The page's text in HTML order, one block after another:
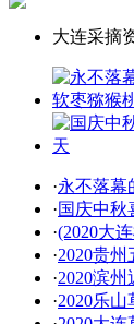
大连采摘
·永不落幕
·国庆中秋
·(2020大
·2020贵
·2020滨
·2020乐